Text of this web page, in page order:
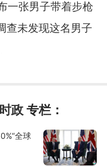
一张男子带着步枪
查未发现这名男子
政 专栏：
全球